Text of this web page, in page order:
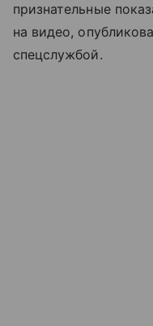
признательные
на видео,
спецслужбой.